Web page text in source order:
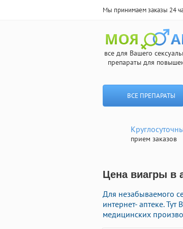
Мы принимаем заказы 24
все для Вашего
препараты для
ВСЕ ПРЕПАРАТЫ
прием заказов
Цена виагры в
Для незабываемого
интернет- аптеке.
медицинских